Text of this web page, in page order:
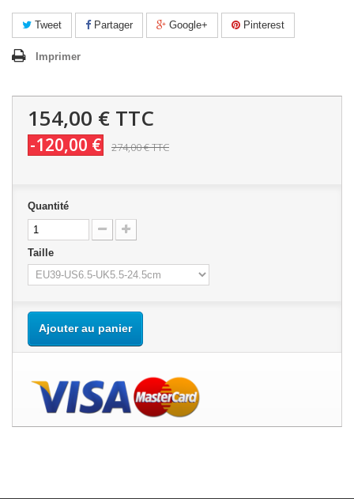
Tweet Partager Google+ Pinterest
Imprimer
154,00 € TTC
-120,00 € 274,00 €TTC
Quantité
Taille
Ajouter au panier